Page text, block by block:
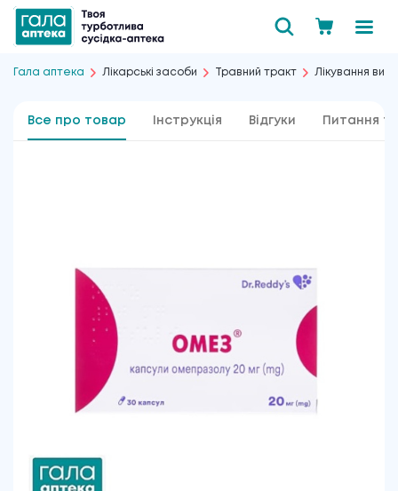
Гала аптека Лікарські засоби Травний тракт Лікування
Все про товар Інструкція Відгуки Питання та